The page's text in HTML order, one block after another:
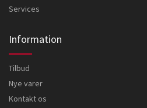
Services
Information
Tilbud
Nye varer
Kontakt os